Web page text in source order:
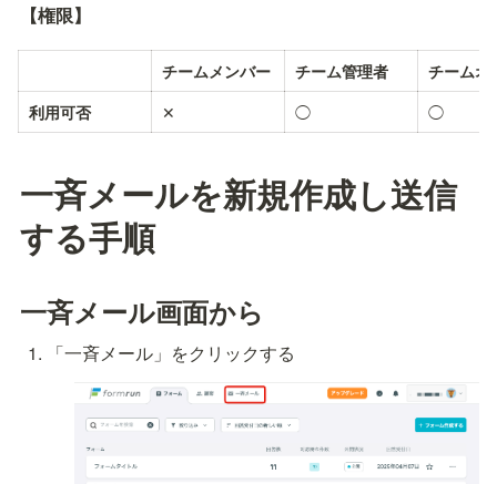
【権限】
チームメンバー チーム管理者
チームオ
利用可否
✕ ◯ ◯
一斉メールを新規作成し送信
する手順
一斉メール画面から
「一斉メール」をクリックする